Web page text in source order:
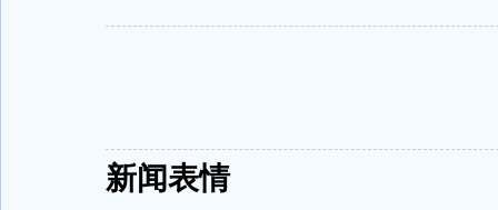
新闻表情